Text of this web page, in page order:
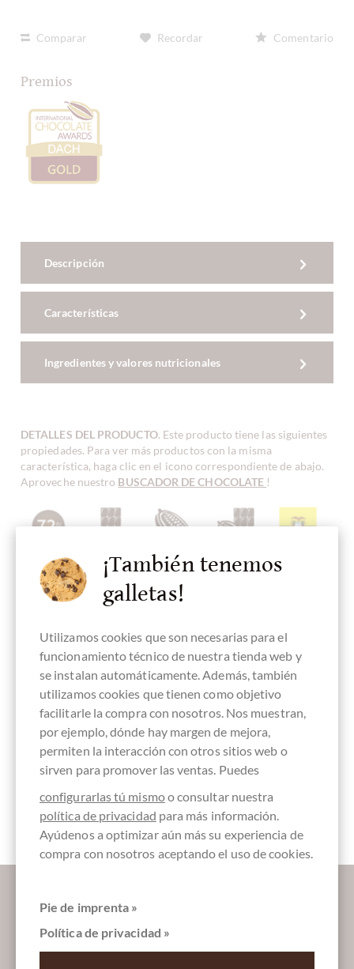
Comparar Recordar Comentario
Premios
Descripción
Características
Ingredientes y valores nutricionales
DETALLES DEL PRODUCTO. Este producto tiene las siguientes
propiedades. Para ver más productos con la misma
característica, haga clic en el icono correspondiente de abajo.
Aproveche nuestro BUSCADOR DE CHOCOLATE !
Contenido
72 %
chocolate
oscuro
Blend, Mezcla
de Cacao
Chocolate
Bean-To-Bar
Origen de
frijoles
origen
Austria,
austriaco
cacao /-nibs
vegan-
amigable
Comercio
Chocolate
Comercio
justo
Embalaje
Barras de
¡También tenemos
galletas!
Utilizamos cookies que son necesarias para el
funcionamiento técnico de nuestra tienda web y
se instalan automáticamente. Además, también
utilizamos cookies que tienen como objetivo
facilitarle la compra con nosotros. Nos muestran,
por ejemplo, dónde hay margen de mejora,
permiten la interacción con otros sitios web o
sirven para promover las ventas. Puedes
configurarlas tú mismoo consultar nuestra
política de privacidad para más información.
Ayúdenos a optimizar aún más su experiencia de
compra con nosotros aceptando el uso de cookies.
Pie de imprenta »
Política de privacidad »